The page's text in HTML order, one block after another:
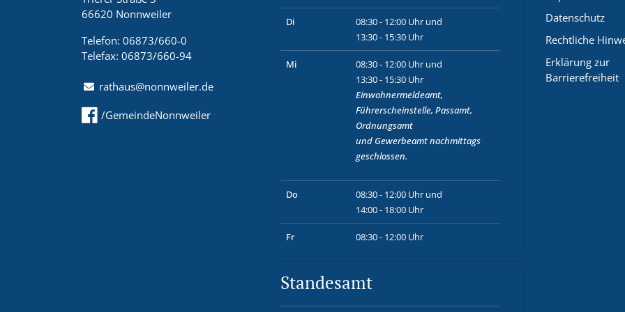
66620 Nonnweiler
Telefon: 06873/660-0
Telefax: 06873/660-94
rathaus@nonnweiler.de
/GemeindeNonnweiler
Di
08:30 - 12:00 Uhr und
13:30 - 15:30 Uhr
Mi
08:30 - 12:00 Uhr und
13:30 - 15:30 Uhr
Einwohnermeldeamt,
Führerscheinstelle, Passamt,
Ordnungsamt
und Gewerbeamtnachmittags
geschlossen.
Do
08:30 - 12:00 Uhr und
14:00 - 18:00 Uhr
Fr 08:30 - 12:00 Uhr
Standesamt
Datenschutz
Rechtliche
Erklärung zur
Barrierefreiheit